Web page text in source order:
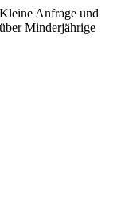
Anfrage und
Minderjährige